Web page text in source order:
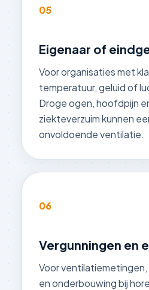
05
Eigenaar of
Voor organisaties met
temperatuur, geluid of
Droge ogen, hoofdpijn
ziekteverzuim kunnen
onvoldoende ventilatie.
06
Vergunningen en
Voor
en onderbouwing bij